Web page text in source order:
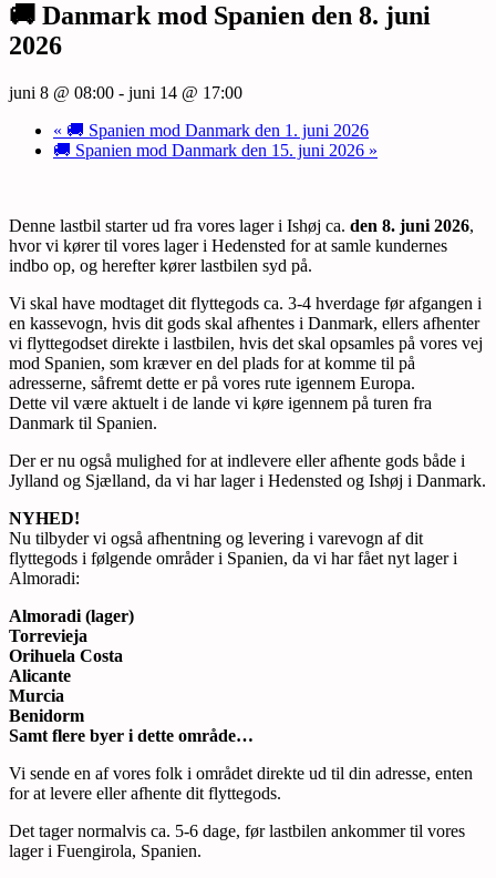
🚚 Danmark mod Spanien den 8. juni
2026
juni 8 @ 08:00 - juni 14 @ 17:00
« 🚚 Spanien mod Danmark den 1. juni 2026
🚚 Spanien mod Danmark den 15. juni 2026 »
Denne lastbil starter ud fra vores lager i Ishøj ca. den 8. juni 2026,
hvor vi kører til vores lager i Hedensted for at samle kundernes
indbo op, og herefter kører lastbilen syd på.
Vi skal have modtaget dit flyttegods ca. 3-4 hverdage før afgangen i
en kassevogn, hvis dit gods skal afhentes i Danmark, ellers afhenter
vi flyttegodset direkte i lastbilen, hvis det skal opsamles på vores vej
mod Spanien, som kræver en del plads for at komme til på
adresserne, såfremt dette er på vores rute igennem Europa.
Dette vil være aktuelt i de lande vi køre igennem på turen fra
Danmark til Spanien.
Der er nu også mulighed for at indlevere eller afhente gods både i
Jylland og Sjælland, da vi har lager i Hedensted og Ishøj i Danmark.
NYHED!
Nu tilbyder vi også afhentning og levering i varevogn af dit
flyttegods i følgende områder i Spanien, da vi har fået nyt lager i
Almoradi:
Almoradi (lager)
Torrevieja
Orihuela Costa
Alicante
Murcia
Benidorm
Samt flere byer i dette område…
Vi sende en af vores folk i området direkte ud til din adresse, enten
for at levere eller afhente dit flyttegods.
Det tager normalvis ca. 5-6 dage, før lastbilen ankommer til vores
lager i Fuengirola, Spanien.